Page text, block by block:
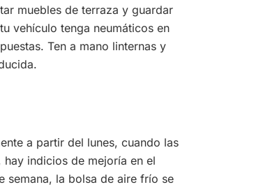
muebles de terraza y guardar
vehículo tenga neumáticos en
Ten a mano linternas y
a partir del lunes, cuando las
indicios de mejoría en el
semana, la bolsa de aire frío se